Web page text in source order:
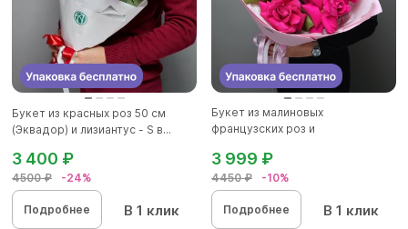
Букет из красных роз 50 см
(Эквадор) и лизиантус - S в...
4500 ₽ -24%
3 400 ₽
Подробнее В 1 клик
Букет из малиновых
французских роз и
4450 ₽ -10%
3 999 ₽
Подробнее В 1 клик